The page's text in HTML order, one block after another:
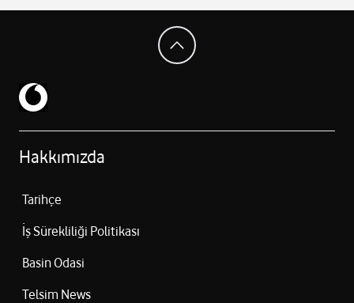
Hakkımızda
Tarihçe
İş Sürekliliği Politikası
Basin Odasi
Telsim News